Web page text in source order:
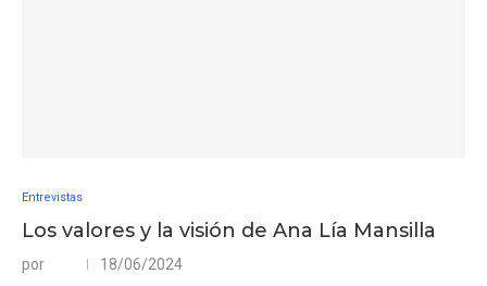
Entrevistas
Los valores y la visión de Ana Lía Mansilla
por 18/06/2024